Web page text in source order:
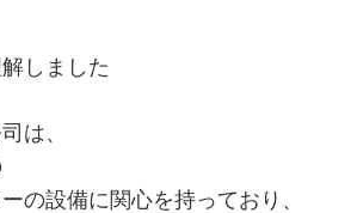
しました
は、
の設備に関心を持っており、